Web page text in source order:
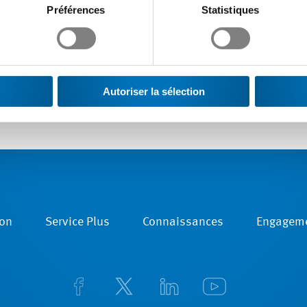
Préférences Statistiques
Autoriser la sélection
Service Plus Connaissances